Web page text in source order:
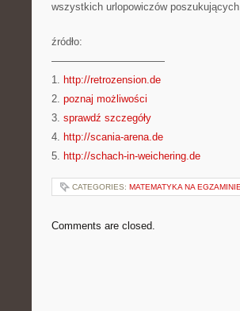
wszystkich urlopowiczów
źródło:
———————————
1. http://retrozension.de
2. poznaj możliwości
3. sprawdź szczegóły
4. http://scania-arena.de
5. http://schach-in-weichering.de
CATEGORIES: MATEMATYKA NA EGZAMINIE
Comments are closed.